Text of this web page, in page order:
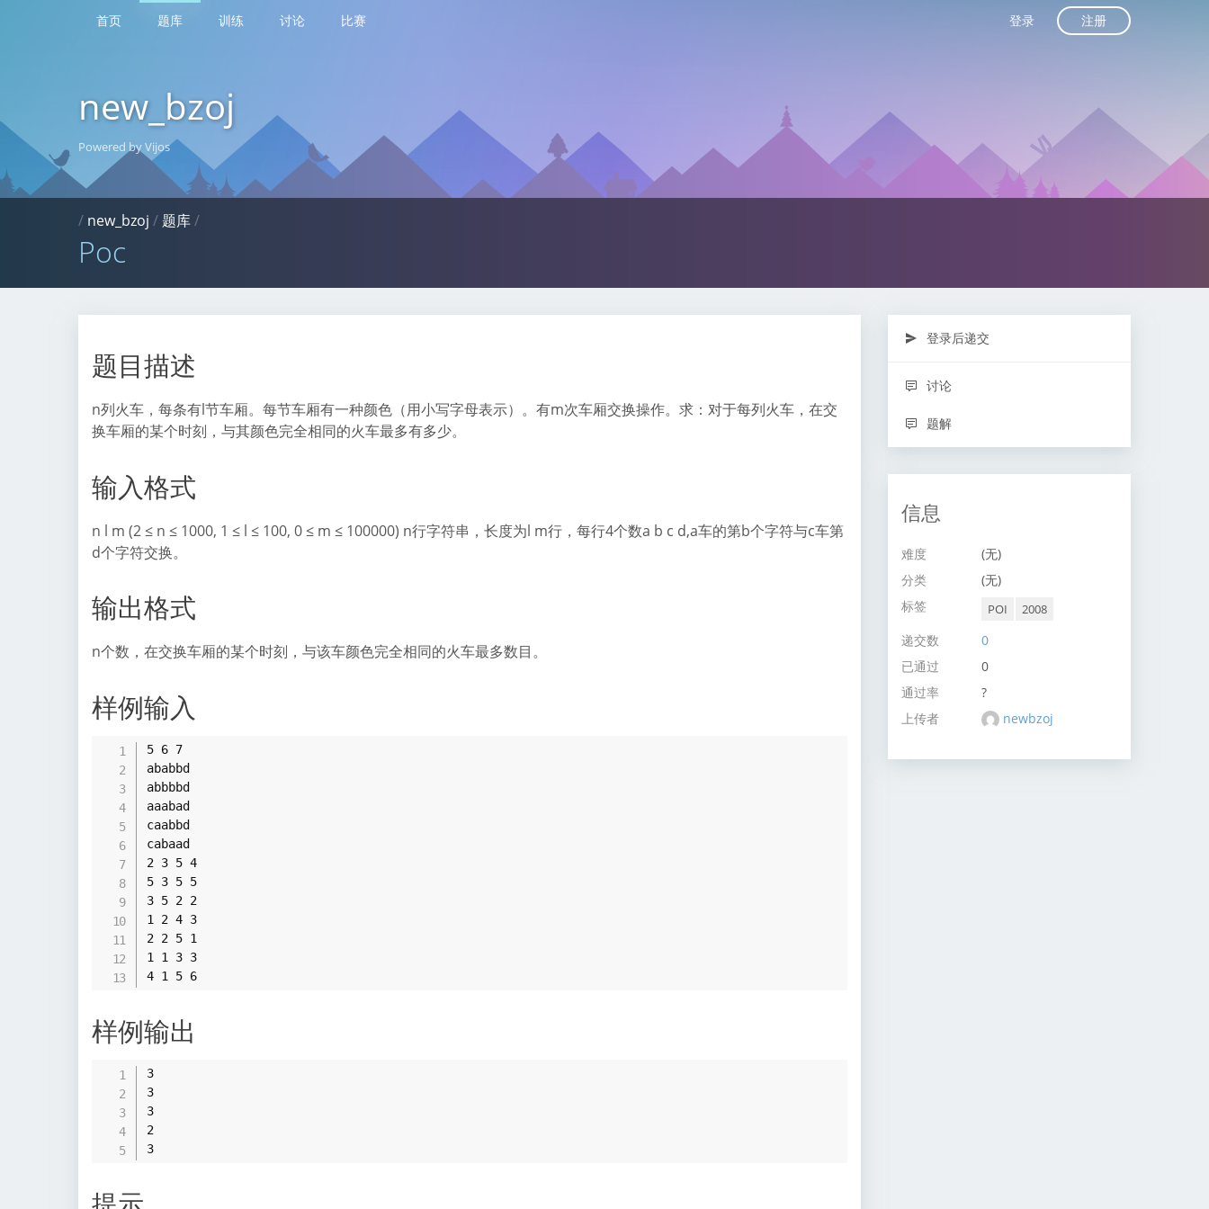
首页 题库 训练 讨论 比赛 登录 注册
new_bzoj
Powered by Vijos
/ new_bzoj /题库/
Poc
题目描述
n列火车，每条有l节车厢。每节车厢有一种颜色（用小写字母表示）。有m次车厢交换操作。求：对于每列火车，在交
换车厢的某个时刻，与其颜色完全相同的火车最多有多少。
输入格式
n l m (2 ≤ n ≤ 1000, 1 ≤ l ≤ 100, 0 ≤ m ≤ 100000) n行字符串，长度为l m行，每行4个数a b c d,a车的第b个字符与c车第
d个字符交换。
输出格式
n个数，在交换车厢的某个时刻，与该车颜色完全相同的火车最多数目。
样例输入
5 6 7
ababbd
abbbbd
aaabad
caabbd
cabaad
2 3 5 4
5 3 5 5
3 5 2 2
1 2 4 3
2 2 5 1
1 1 3 3
4 1 5 6
样例输出
3
3
3
2
3
登录后递交
讨论
题解
信息
难度
(无)
分类
(无)
标签
POI 2008
递交数
0
已通过
0
通过率
?
上传者
newbzoj